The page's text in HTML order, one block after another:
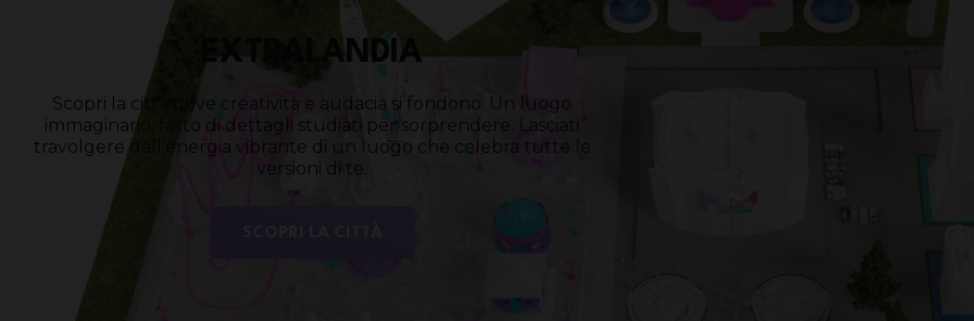
EXTRALANDIA
Scopri la città dove creatività e audacia si fondono. Un luogo
immaginario, fatto di dettagli studiati per sorprendere. Lasciati
travolgere dall’energia vibrante di un luogo che celebra tutte le
versioni di te.